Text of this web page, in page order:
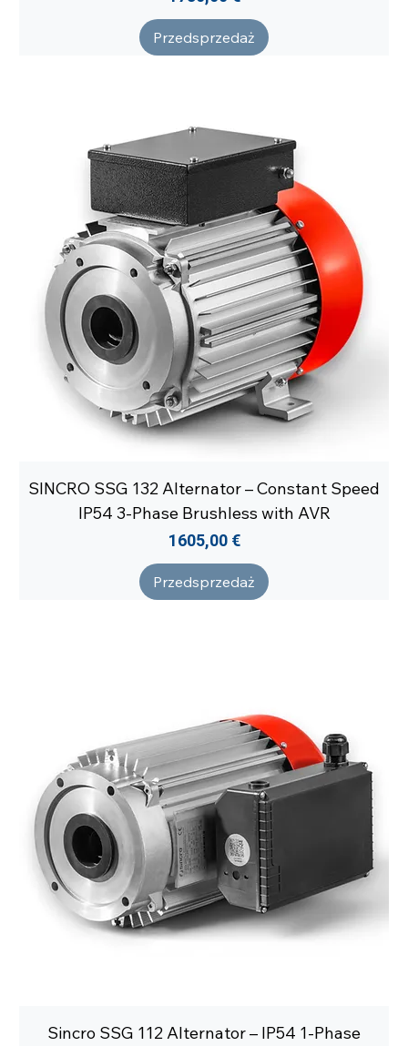
Przedsprzedaż
SINCRO SSG 132 Alternator – Constant Speed
IP54 3-Phase Brushless with AVR
Cena
1605,00 €
Przedsprzedaż
Sincro SSG 112 Alternator – IP54 1-Phase